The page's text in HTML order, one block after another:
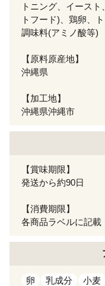
トニング、イース
トフード)、鶏卵、
調味料(アミノ酸等)
【原料原産地】
沖縄県
【加工地】
沖縄県沖縄市
【賞味期限】
発送から約90日
【消費期限】
各商品ラベルに記載
卵 乳成分 小麦